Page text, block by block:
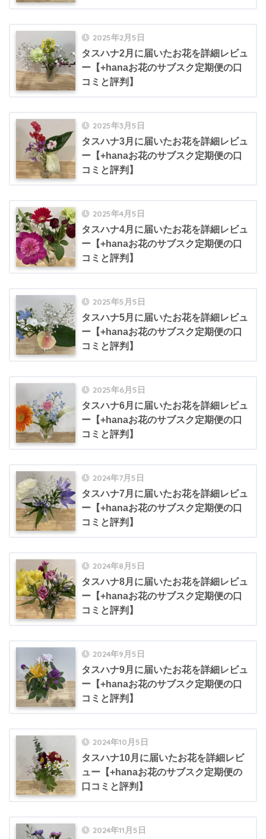
2025年2月5日
タスハナ2月に届いたお花を詳細レビュ
ー【+hanaお花のサブスク定期便の口
コミと評判】
2025年3月5日
タスハナ3月に届いたお花を詳細レビュ
ー【+hanaお花のサブスク定期便の口
コミと評判】
2025年4月5日
タスハナ4月に届いたお花を詳細レビュ
ー【+hanaお花のサブスク定期便の口
コミと評判】
2025年5月5日
タスハナ5月に届いたお花を詳細レビュ
ー【+hanaお花のサブスク定期便の口
コミと評判】
2025年6月5日
タスハナ6月に届いたお花を詳細レビュ
ー【+hanaお花のサブスク定期便の口
コミと評判】
2024年7月5日
タスハナ7月に届いたお花を詳細レビュ
ー【+hanaお花のサブスク定期便の口
コミと評判】
2024年8月5日
タスハナ8月に届いたお花を詳細レビュ
ー【+hanaお花のサブスク定期便の口
コミと評判】
2024年9月5日
タスハナ9月に届いたお花を詳細レビュ
ー【+hanaお花のサブスク定期便の口
コミと評判】
2024年10月5日
タスハナ10月に届いたお花を詳細レビ
ュー【+hanaお花のサブスク定期便の
口コミと評判】
2024年11月5日